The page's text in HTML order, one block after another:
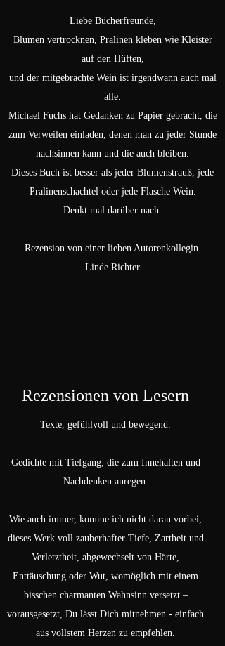
Liebe Bücherfreunde,
Blumen vertrocknen, Pralinen kleben wie Kleister
auf den Hüften,
und der mitgebrachte Wein ist irgendwann auch mal
alle.
Michael Fuchs hat Gedanken zu Papier gebracht, die
zum Verweilen einladen, denen man zu jeder Stunde
nachsinnen kann und die auch bleiben.
Dieses Buch ist besser als jeder Blumenstrauß, jede
Pralinenschachtel oder jede Flasche Wein.
Denkt mal darüber nach.
Rezension von einer lieben Autorenkollegin.
Linde Richter
Rezensionen von Lesern
Texte, gefühlvoll und bewegend.
Gedichte mit Tiefgang, die zum Innehalten und
Nachdenken anregen.
Wie auch immer, komme ich nicht daran vorbei,
dieses Werk voll zauberhafter Tiefe, Zartheit und
Verletztheit, abgewechselt von Härte,
Enttäuschung oder Wut, womöglich mit einem
bisschen charmanten Wahnsinn versetzt –
vorausgesetzt, Du lässt Dich mitnehmen - einfach
aus vollstem Herzen zu empfehlen.